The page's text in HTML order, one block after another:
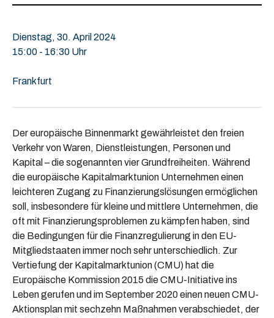
Dienstag, 30. April 2024
15:00 - 16:30 Uhr
Frankfurt
Der europäische Binnenmarkt gewährleistet den freien
Verkehr von Waren, Dienstleistungen, Personen und
Kapital – die sogenannten vier Grundfreiheiten. Während
die europäische Kapitalmarktunion Unternehmen einen
leichteren Zugang zu Finanzierungslösungen ermöglichen
soll, insbesondere für kleine und mittlere Unternehmen, die
oft mit Finanzierungsproblemen zu kämpfen haben, sind
die Bedingungen für die Finanzregulierung in den EU-
Mitgliedstaaten immer noch sehr unterschiedlich. Zur
Vertiefung der Kapitalmarktunion (CMU) hat die
Europäische Kommission 2015 die CMU-Initiative ins
Leben gerufen und im September 2020 einen neuen CMU-
Aktionsplan mit sechzehn Maßnahmen verabschiedet, der